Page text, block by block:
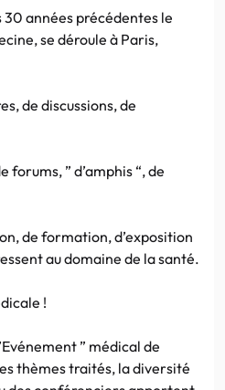
années précédentes le
se déroule à Paris,
de discussions, de
forums, ” d’amphis “, de
de formation, d’exposition
au domaine de la santé.
!
” médical de
thèmes traités, la diversité